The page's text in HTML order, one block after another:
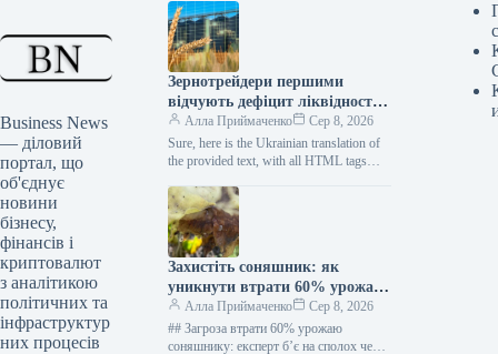
Business News
— діловий
портал, що
об'єднує
новини
бізнесу,
фінансів і
криптовалют
з аналітикою
політичних та
інфраструктур
них процесів
Зернотрейдери першими
відчують дефіцит ліквідності:
логістична криза вже на порозі
Алла Приймаченко
Сер 8, 2026
Sure, here is the Ukrainian translation of
the provided text, with all HTML tags
applied:…
Захистіть соняшник: як
уникнути втрати 60% урожаю
через хвороби кошика
Алла Приймаченко
Сер 8, 2026
## Загроза втрати 60% урожаю
соняшнику: експерт б’є на сполох через